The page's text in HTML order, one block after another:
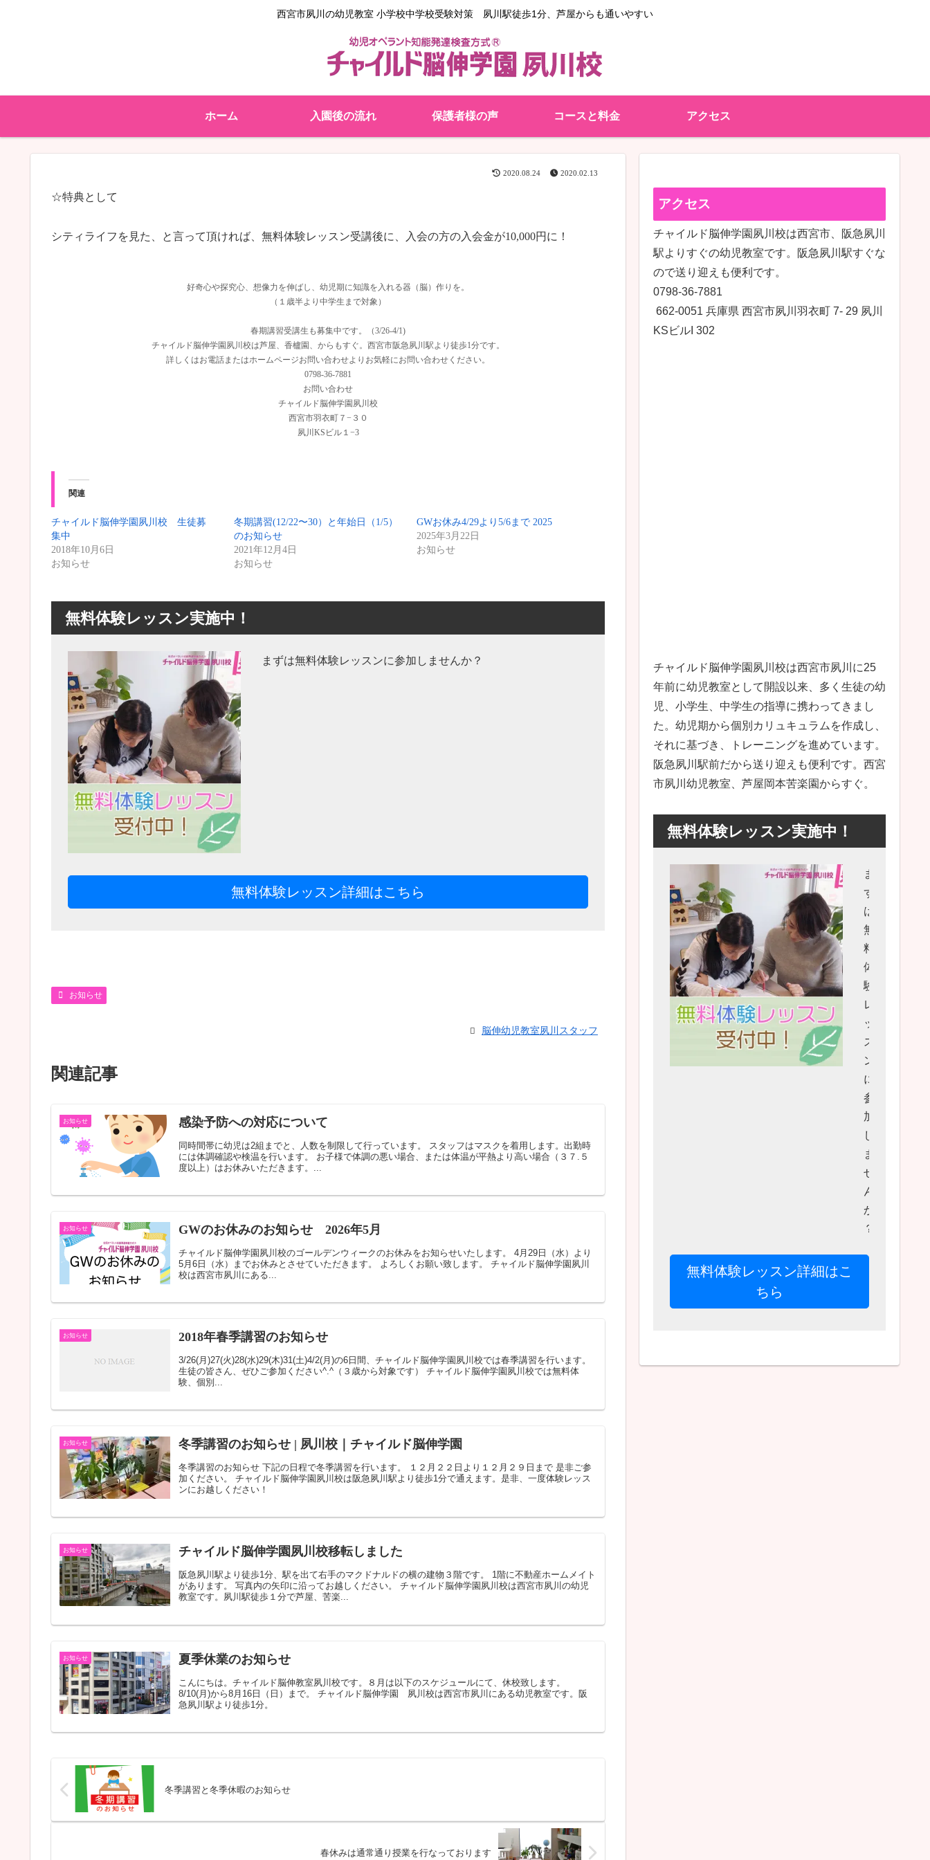
西宮市夙川の幼児教室 小学校中学校受験対策 夙川駅徒歩1分、芦屋からも通いやすい
ホーム 入園後の流れ 保護者様の声 コースと料金 アクセス
2020.08.24 2020.02.13
☆特典として
シティライフを見た、と言って頂ければ、無料体験レッスン受講後に、入会の方の入会金が10,000円に！
好奇心や探究心、想像力を伸ばし、幼児期に知識を入れる器（脳）作りを。
（１歳半より中学生まで対象）
春期講習受講生も募集中です。（3/26-4/1)
チャイルド脳伸学園夙川校は芦屋、香櫨園、からもすぐ。西宮市阪急夙川駅より徒歩1分です。
詳しくはお電話またはホームページお問い合わせよりお気軽にお問い合わせください。
0798-36-7881
お問い合わせ
チャイルド脳伸学園夙川校
西宮市羽衣町７−３０
夙川KSビル１−3
関連
チャイルド脳伸学園夙川校 生徒募
集中
2018年10月6日
お知らせ
冬期講習(12/22〜30）と年始日（1/5）
のお知らせ
2021年12月4日
お知らせ
GWお休み4/29より5/6まで 2025
2025年3月22日
お知らせ
無料体験レッスン実施中！
まずは無料体験レッスンに参加しませんか？
無料体験レッスン詳細はこちら
お知らせ
脳伸幼児教室夙川スタッフ
関連記事
お知らせ 感染予防への対応について
同時間帯に幼児は2組までと、人数を制限して行っています。 スタッフはマスクを着用します。出勤時
には体調確認や検温を行います。 お子様で体調の悪い場合、または体温が平熱より高い場合（３７.５
度以上）はお休みいただきます。...
お知らせ GWのお休みのお知らせ 2026年5月
チャイルド脳伸学園夙川校のゴールデンウィークのお休みをお知らせいたします。 4月29日（水）より
5月6日（水）までお休みとさせていただきます。 よろしくお願い致します。 チャイルド脳伸学園夙川
校は西宮市夙川にある...
お知らせ 2018年春季講習のお知らせ
3/26(月)27(火)28(水)29(木)31(土)4/2(月)の6日間、チャイルド脳伸学園夙川校では春季講習を行います。
生徒の皆さん、ぜひご参加ください^.^（３歳から対象です） チャイルド脳伸学園夙川校では無料体
験、個別...
お知らせ 冬季講習のお知らせ | 夙川校｜チャイルド脳伸学園
冬季講習のお知らせ 下記の日程で冬季講習を行います。 １２月２２日より１２月２９日まで 是非ご参
加ください。 チャイルド脳伸学園夙川校は阪急夙川駅より徒歩1分で通えます。是非、一度体験レッス
ンにお越しください！
お知らせ チャイルド脳伸学園夙川校移転しました
阪急夙川駅より徒歩1分、駅を出て右手のマクドナルドの横の建物３階です。 1階に不動産ホームメイト
があります。 写真内の矢印に沿ってお越しください。 チャイルド脳伸学園夙川校は西宮市夙川の幼児
教室です。夙川駅徒歩１分で芦屋、苦楽...
お知らせ 夏季休業のお知らせ
こんにちは。チャイルド脳伸教室夙川校です。８月は以下のスケジュールにて、休校致します。
8/10(月)から8月16日（日）まで。 チャイルド脳伸学園 夙川校は西宮市夙川にある幼児教室です。阪
急夙川駅より徒歩1分。
冬季講習と冬季休暇のお知らせ
春休みは通常通り授業を行なっております
アクセス
チャイルド脳伸学園夙川校は西宮市、阪急夙川
駅よりすぐの幼児教室です。阪急夙川駅すぐな
ので送り迎えも便利です。
0798-36-7881
662-0051 兵庫県 西宮市夙川羽衣町 7- 29 夙川
KSビルI 302
チャイルド脳伸学園夙川校は西宮市夙川に25
年前に幼児教室として開設以来、多く生徒の幼
児、小学生、中学生の指導に携わってきまし
た。幼児期から個別カリュキュラムを作成し、
それに基づき、トレーニングを進めています。
阪急夙川駅前だから送り迎えも便利です。西宮
市夙川幼児教室、芦屋岡本苦楽園からすぐ。
無料体験レッスン実施中！
ま
ず
は
無
料
体
験
レ
ッ
ス
ン
に
参
加
し
ま
せ
ん
か
？
無料体験レッスン詳細はこ
ちら